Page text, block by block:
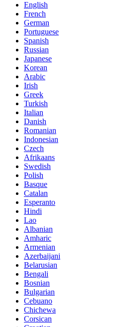
English
French
German
Portuguese
Spanish
Russian
Japanese
Korean
Arabic
Irish
Greek
Turkish
Italian
Danish
Romanian
Indonesian
Czech
Afrikaans
Swedish
Polish
Basque
Catalan
Esperanto
Hindi
Lao
Albanian
Amharic
Armenian
Azerbaijani
Belarusian
Bengali
Bosnian
Bulgarian
Cebuano
Chichewa
Corsican